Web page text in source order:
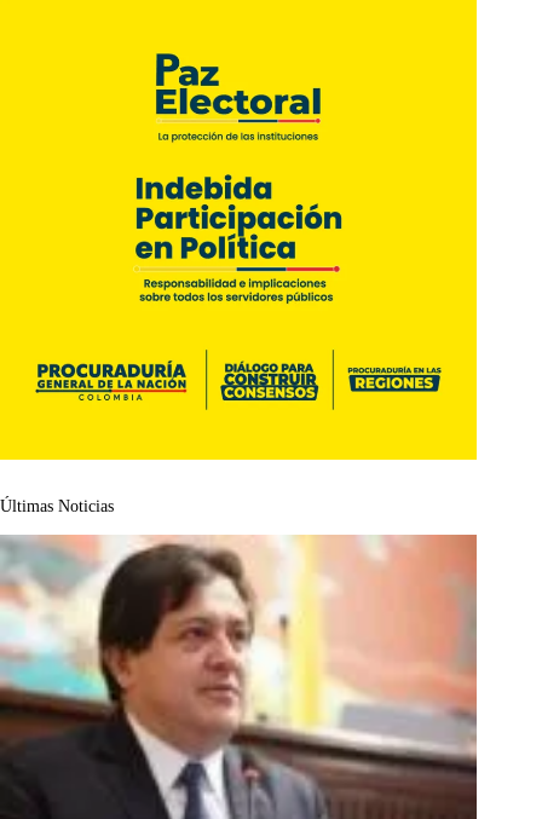
Últimas Noticias